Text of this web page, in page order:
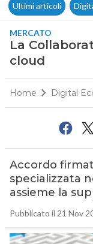
Ultimi articoli
MERCATO
La
cloud
Home Digital
Accordo
specializzata
assieme la
Pubblicato il 21 Nov